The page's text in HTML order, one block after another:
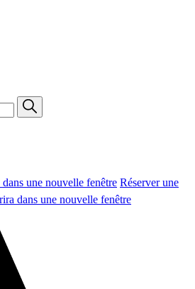
une nouvelle fenêtre Réserver une
dans une nouvelle fenêtre